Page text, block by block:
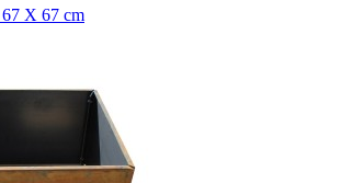
67 X 67 cm